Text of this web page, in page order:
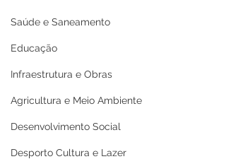
Saúde e Saneamento
Educação
Infraestrutura e Obras
Agricultura e Meio Ambiente
Desenvolvimento Social
Desporto Cultura e Lazer